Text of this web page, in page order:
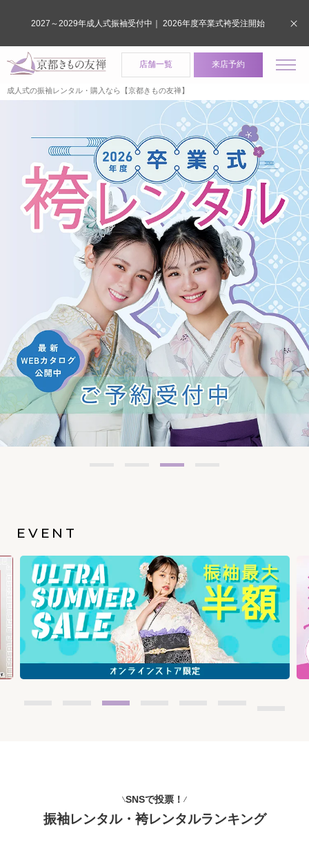
店舗一覧 来店予約
成人式の振袖レンタル・購入なら【京都きもの友禅】
EVENT
SNSで投票！
振袖レンタル・袴レンタルランキング
2027～2029年成人式振袖受付中｜ 2026年度卒業式袴受注開始